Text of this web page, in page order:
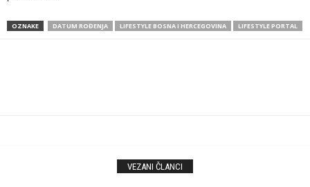
OZNAKE DATUM ROĐENJA LIFESTYLE BOSNA I HERCEGOVINA LIFESTYLE PORTAL
VEZANI ČLANCI